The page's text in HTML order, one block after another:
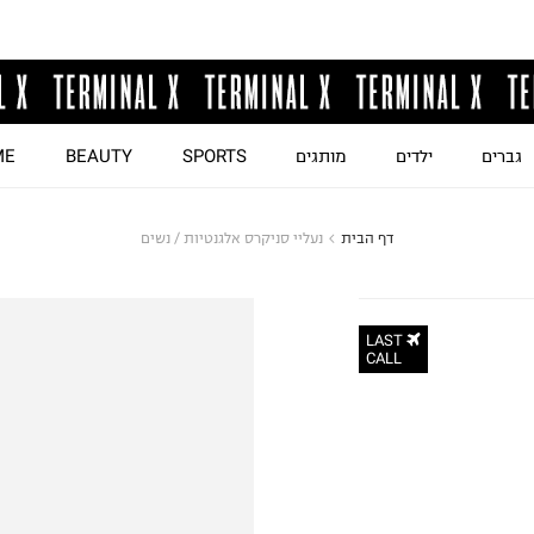
גברים ילדים מותגים SPORTS
BEAUTY
דף הבית נעליי סניקרס אלגנטיות / נשים
LAST
CALL